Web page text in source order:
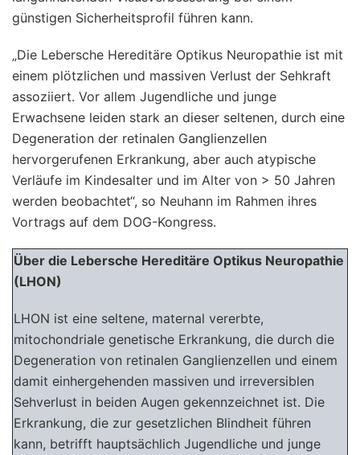
günstigen Sicherheitsprofil führen kann.
„Die Lebersche Hereditäre Optikus Neuropathie ist mit
einem plötzlichen und massiven Verlust der Sehkraft
assoziiert. Vor allem Jugendliche und junge
Erwachsene leiden stark an dieser seltenen, durch eine
Degeneration der retinalen Ganglienzellen
hervorgerufenen Erkrankung, aber auch atypische
Verläufe im Kindesalter und im Alter von > 50 Jahren
werden beobachtet“, so Neuhann im Rahmen ihres
Vortrags auf dem DOG-Kongress.
Über die Lebersche Hereditäre Optikus Neuropathie
(LHON)
LHON ist eine seltene, maternal vererbte,
mitochondriale genetische Erkrankung, die durch die
Degeneration von retinalen Ganglienzellen und einem
damit einhergehenden massiven und irreversiblen
Sehverlust in beiden Augen gekennzeichnet ist. Die
Erkrankung, die zur gesetzlichen Blindheit führen
kann, betrifft hauptsächlich Jugendliche und junge